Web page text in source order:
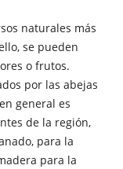
naturales más
se pueden
o frutos.
por las abejas
general es
de la región,
para la
para la